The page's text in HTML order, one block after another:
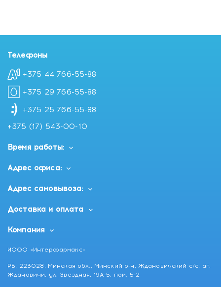
Телефоны
+375 44 766-55-88
+375 29 766-55-88
+375 25 766-55-88
+375 (17) 543-00-10
Время работы:
Адрес офиса:
Адрес самовывоза:
Доставка и оплата
Компания
ИООО «Интерфармакс»
РБ, 223028, Минская обл., Минский р-н, Ждановичский с/с, аг.
Ждановичи, ул. Звездная, 19А-5, пом. 5-2